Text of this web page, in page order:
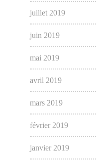
juillet 2019
juin 2019
mai 2019
avril 2019
mars 2019
février 2019
janvier 2019